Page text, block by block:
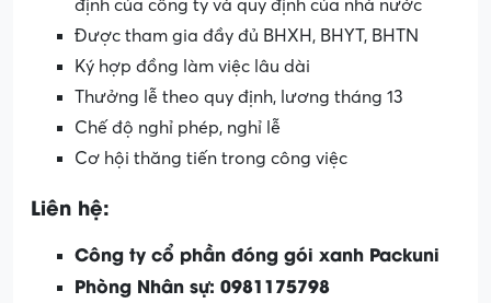
định của công ty và quy định của nhà nước
Được tham gia đầy đủ BHXH, BHYT, BHTN
Ký hợp đồng làm việc lâu dài
Thưởng lễ theo quy định, lương tháng 13
Chế độ nghỉ phép, nghỉ lễ
Cơ hội thăng tiến trong công việc
Liên hệ:
Công ty cổ phần đóng gói xanh Packuni
Phòng Nhân sự: 0981175798